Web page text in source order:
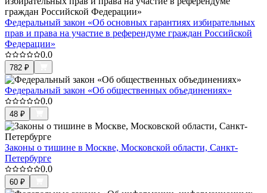
Федеральный закон «Об основных гарантиях избирательных
прав и права на участие в референдуме граждан Российской
Федерации»
0.0
782 ₽
Федеральный закон «Об общественных объединениях»
0.0
48 ₽
Законы о тишине в Москве, Московской области, Санкт-
Петербурге
0.0
60 ₽